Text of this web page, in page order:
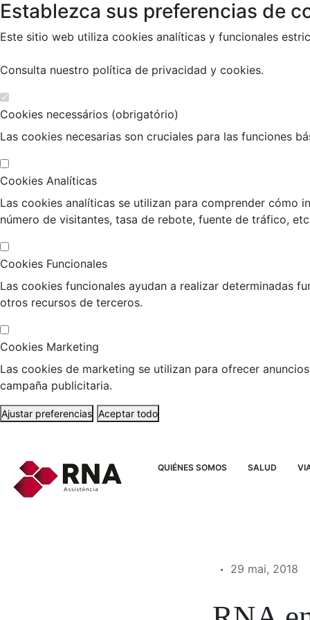
Establezca sus preferencias de
Este sitio web utiliza cookies analíticas y funcionales
Consulta nuestro política de privacidad y cookies.
Cookies necessários (obrigatório)
Las cookies necesarias son cruciales para las funciones
Cookies Analíticas
Las cookies analíticas se utilizan para comprender cómo
número de visitantes, tasa de rebote, fuente de tráfico,
Cookies Funcionales
Las cookies funcionales ayudan a realizar determinadas
otros recursos de terceros.
Cookies Marketing
Las cookies de marketing se utilizan para ofrecer
campaña publicitaria.
Ajustar preferencias Aceptar todo
QUIÉNES SOMOS SALUD
29 mai, 2018